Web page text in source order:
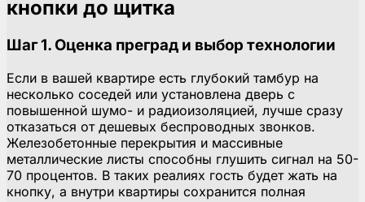
кнопки до щитка
Шаг 1. Оценка преград и выбор технологии
Если в вашей квартире есть глубокий тамбур на
несколько соседей или установлена дверь с
повышенной шумо- и радиоизоляцией, лучше сразу
отказаться от дешевых беспроводных звонков.
Железобетонные перекрытия и массивные
металлические листы способны глушить сигнал на 50-
70 процентов. В таких реалиях гость будет жать на
кнопку, а внутри квартиры сохранится полная